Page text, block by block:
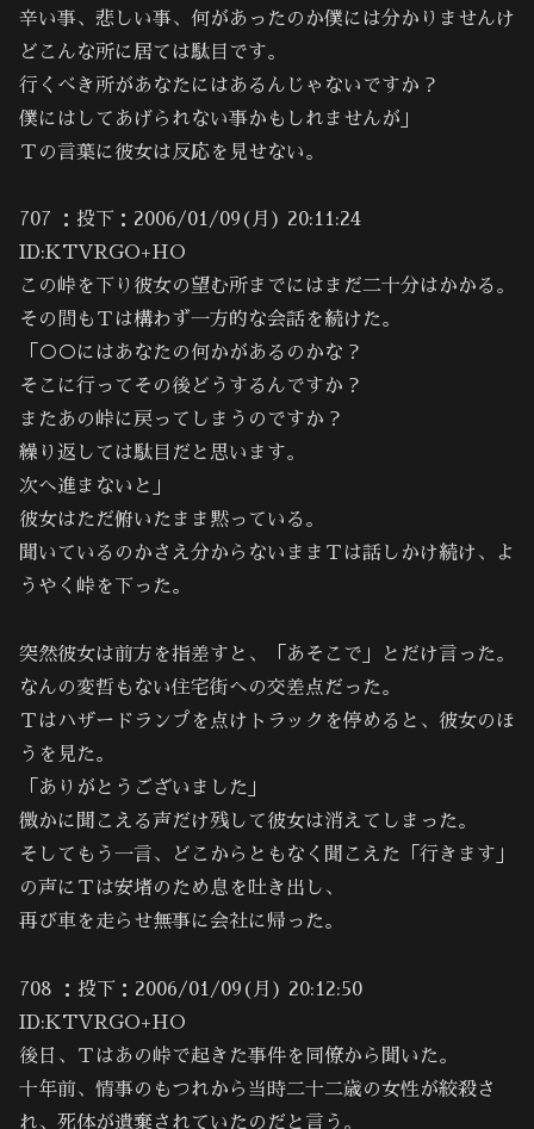
辛い事、悲しい事、何があったのか僕には分かりませんけ
どこんな所に居ては駄目です。
行くべき所があなたにはあるんじゃないですか？
僕にはしてあげられない事かもしれませんが」
Ｔの言葉に彼女は反応を見せない。
707 ：投下：2006/01/09(月) 20:11:24
ID:KTVRGO+HO
この峠を下り彼女の望む所までにはまだ二十分はかかる。
その間もＴは構わず一方的な会話を続けた。
「○○にはあなたの何かがあるのかな？
そこに行ってその後どうするんですか？
またあの峠に戻ってしまうのですか？
繰り返しては駄目だと思います。
次へ進まないと」
彼女はただ俯いたまま黙っている。
聞いているのかさえ分からないままＴは話しかけ続け、よ
うやく峠を下った。
突然彼女は前方を指差すと、「あそこで」とだけ言った。
なんの変哲もない住宅街への交差点だった。
Ｔはハザードランプを点けトラックを停めると、彼女のほ
うを見た。
「ありがとうございました」
微かに聞こえる声だけ残して彼女は消えてしまった。
そしてもう一言、どこからともなく聞こえた「行きます」
の声にＴは安堵のため息を吐き出し、
再び車を走らせ無事に会社に帰った。
708 ：投下：2006/01/09(月) 20:12:50
ID:KTVRGO+HO
後日、Ｔはあの峠で起きた事件を同僚から聞いた。
十年前、情事のもつれから当時二十二歳の女性が絞殺さ
れ、死体が遺棄されていたのだと言う。